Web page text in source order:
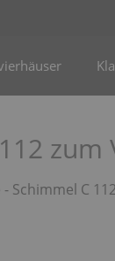
zum
Schimmel C